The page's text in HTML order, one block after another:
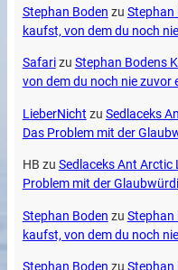
Stephan Boden zu Stephan
kaufst, von dem du noch
Safarizu Stephan Bodens
von dem du noch nie zuvor
LieberNicht zu Sedlaceks
Das Problem mit der
HB zu Sedlaceks Ant Arctic
Problem mit der
Stephan Boden zu Stephan
kaufst, von dem du noch
Stephan Boden zu Stephan